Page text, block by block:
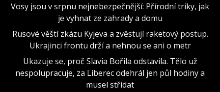
Vosy jsou v srpnu nejnebezpečnější: Přírodní triky, jak
je vyhnat ze zahrady a domu
Rusové věští zkázu Kyjeva a zvěstují raketový postup.
Ukrajinci frontu drží a nehnou se ani o metr
Ukazuje se, proč Slavia Bořila odstavila. Tělo už
nespolupracuje, za Liberec odehrál jen půl hodiny a
musel střídat